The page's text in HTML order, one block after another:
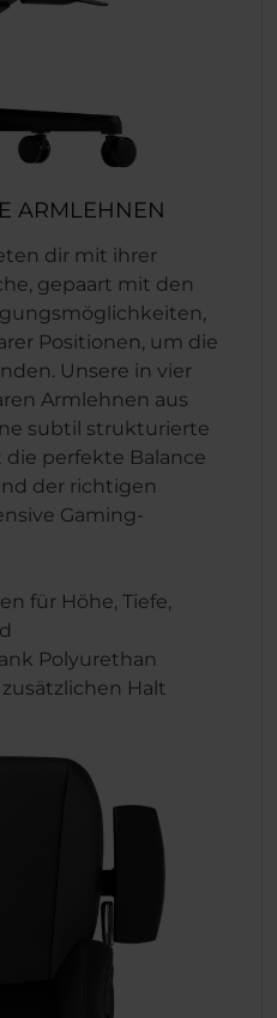
ARMLEHNEN
dir mit ihrer
gepaart mit den
Positionen, um die
Unsere in vier
Armlehnen aus
subtil strukturierte
perfekte Balance
der richtigen
Gaming-
für Höhe, Tiefe,
Polyurethan
Halt